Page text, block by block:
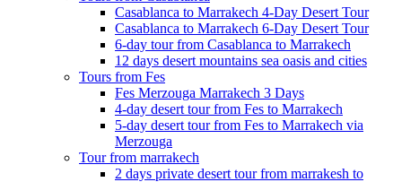
Casablanca to Marrakech 4-Day Desert Tour
Casablanca to Marrakech 6-Day Desert Tour
6-day tour from Casablanca to Marrakech
12 days desert mountains sea oasis and cities
Tours from Fes
Fes Merzouga Marrakech 3 Days
4-day desert tour from Fes to Marrakech
5-day desert tour from Fes to Marrakech via
Merzouga
Tour from marrakech
2 days private desert tour from marrakesh to